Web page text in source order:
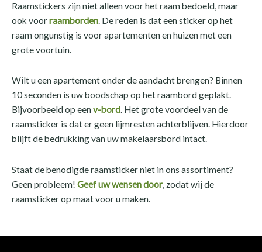
Raamstickers zijn niet alleen voor het raam bedoeld, maar
ook voorraamborden. De reden is dat een sticker op het
raam ongunstig is voor apartementen en huizen met een
grote voortuin.
Wilt u een apartement onder de aandacht brengen? Binnen
10 seconden is uw boodschap op het raambord geplakt.
Bijvoorbeeld op eenv-bord. Het grote voordeel van de
raamsticker is dat er geen lijmresten achterblijven. Hierdoor
blijft de bedrukking van uw makelaarsbord intact.
Staat de benodigde raamsticker niet in ons assortiment?
Geen probleem! Geef uw wensen door , zodat wij de
raamsticker op maat voor u maken.